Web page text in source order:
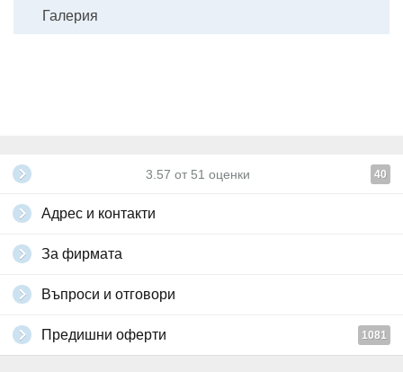
Галерия
3.57 от 51 оценки 40
Адрес и контакти
За фирмата
Въпроси и отговори
Предишни оферти 1081